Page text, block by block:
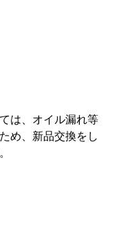
は、オイル漏れ等
め、新品交換をし